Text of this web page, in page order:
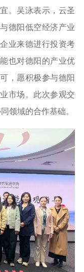
。吴泳表示，云圣
德阳低空经济产业
业来德进行投资考
也对德阳的产业优
，愿积极参与德阳
市场。此次参观交
领域的合作基础。